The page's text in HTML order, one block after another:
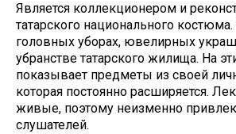
Является коллекционером и
татарского национального
головных уборах, ювелирных
убранстве татарского жилища. На
показывает предметы из своей
которая постоянно расширяется.
живые, поэтому неизменно
слушателей.